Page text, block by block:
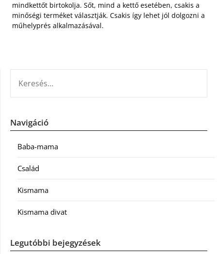
mindkettőt birtokolja. Sőt, mind a kettő esetében, csakis a
minőségi terméket választják. Csakis így lehet jól dolgozni a
műhelyprés alkalmazásával.
Navigáció
Baba-mama
Család
Kismama
Kismama divat
Legutóbbi bejegyzések